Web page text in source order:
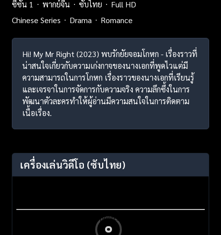
ซีซั่น 1
พากย์จีน ซับไทย
Full HD
Chinese Series
Drama Romance
Hi! My Mr Right (2023) พบรักยัยจอมโกหก - เรื่องราวที่
น่าสนใจเกี่ยวกับความเก่งกาจของนางเอกที่พูดไวแต่มี
ความสามารถในการโกหก เรื่องราวของนางเอกที่เรียนรู้
และเจรจาในการจัดการกับความจริง ความลึกซึ้งในการ
พัฒนาตัวละครทำให้ผู้อ่านมีความสนใจในการติดตาม
เนื้อเรื่อง.
เครื่องเล่นวิดีโอ (ซับไทย)